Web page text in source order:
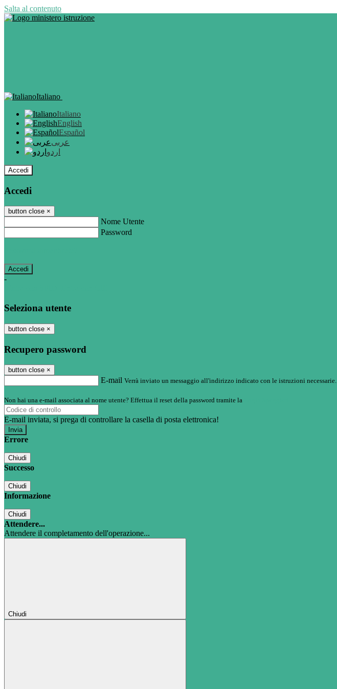
Salta al contenuto
Italiano
Italiano
English
Español
عربى
اردو
Accedi
Accedi
button close ×
Nome Utente
Password
-
Seleziona utente
button close ×
Recupero password
button close ×
E-mail Verrà inviato un messaggio all'indirizzo indicato con le istruzioni necessarie.
Non hai una e-mail associata al nome utente? Effettua il reset della password tramite la
E-mail inviata, si prega di controllare la casella di posta elettronica!
Errore
Chiudi
Successo
Chiudi
Informazione
Chiudi
Attendere...
Attendere il completamento dell'operazione...
Chiudi